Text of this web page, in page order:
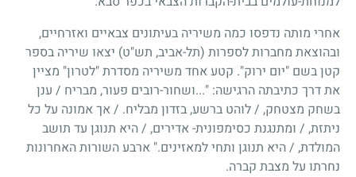
אחרי מותה נדפסו כמה משיריה בעיתונים צבאיים ואזרחיים,
ובהוצאת מחברות לספרות (תל-אביב, תש"ט) יצאו שיריה בספר
קטן בשם "יום ירוק". קטע אחד משיריה מסדרת "לטרון" מציין
את דרך כתיבתה הרגישה: "...ושחור-רובים פעור, מבריח / ענן
בשחק מצטחק, /לוהט ברשע, בזדון מבליח. /אך אמונה על כל
ניתזת, / ומתנגנת כסימפונית- אדירים, /היא תנוגן עד תושב
המולדת, /היא תנוגן ותחי למאזינים." ארבע השורות האחרונות
נחרתו על מצבת קברה.